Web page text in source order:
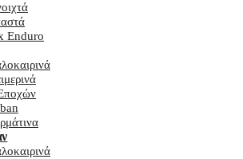
Enduro